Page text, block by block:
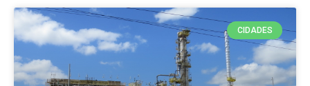
CIDADES